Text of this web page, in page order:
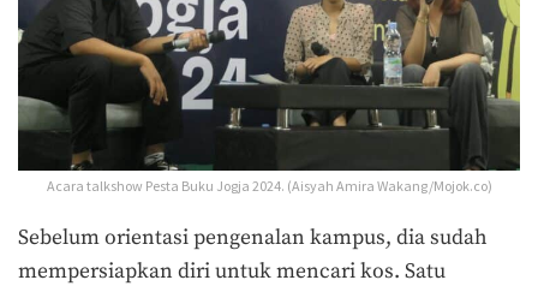
Acara talkshow Pesta Buku Jogja 2024. (Aisyah Amira Wakang/Mojok.co)
Sebelum orientasi pengenalan kampus, dia sudah
mempersiapkan diri untuk mencari kos. Satu